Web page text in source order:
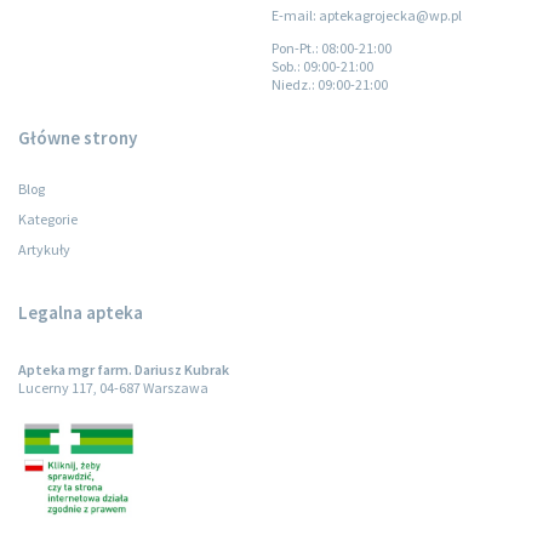
E-mail: aptekagrojecka@wp.pl
Pon-Pt.: 08:00-21:00
Sob.: 09:00-21:00
Niedz.: 09:00-21:00
Główne strony
Blog
Kategorie
Artykuły
Legalna apteka
Apteka mgr farm. Dariusz Kubrak
Lucerny 117, 04-687 Warszawa